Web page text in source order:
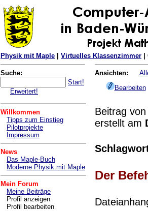
Physik mit Maple Virtuelles Klassenzimmer
Suche:
Start!
Erweitert!
Willkommen
Tipps zum Einstieg
Pilotprojekte
Impressum
News
Das Maple-Buch
Moderne Physik mit Maple
Mein Forum
Meine Beiträge
Profil anzeigen
Profil bearbeiten
Ansichten:
Bearbeiten
Beitrag von
erstellt am
Der